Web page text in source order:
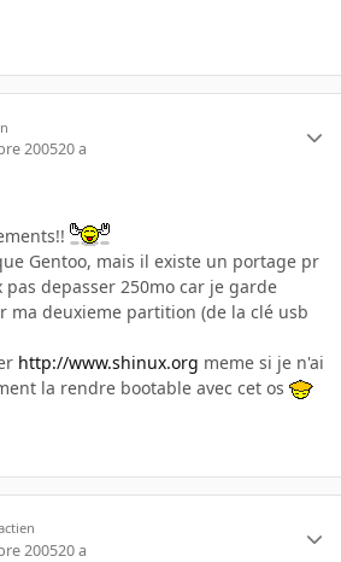
200520 a
Gentoo, mais il existe un portage pr
pas depasser 250mo car je garde
ma deuxieme partition (de la clé usb
http://www.shinux.org meme si je n'ai
la rendre bootable avec cet os
200520 a